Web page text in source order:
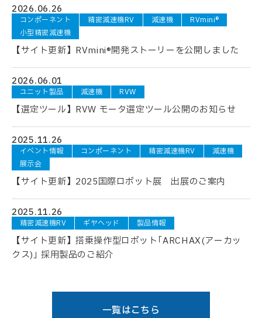
2026.06.26
コンポーネント 精密減速機RV 減速機
RVmini®
小型精密減速機
【サイト更新】RVmini®開発ストーリーを公開しました
2026.06.01
ユニット製品 減速機 RVW
【選定ツール】RVW モータ選定ツール公開のお知らせ
2025.11.26
イベント情報 コンポーネント 精密減速機RV
減速機
展示会
【サイト更新】2025国際ロボット展 出展のご案内
2025.11.26
精密減速機RV ギヤヘッド 製品情報
【サイト更新】搭乗操作型ロボット｢ARCHAX(アーカッ
クス)｣ 採用製品のご紹介
一覧はこちら